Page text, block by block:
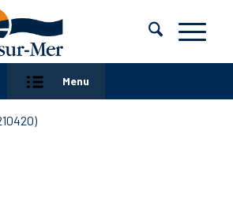
Menu